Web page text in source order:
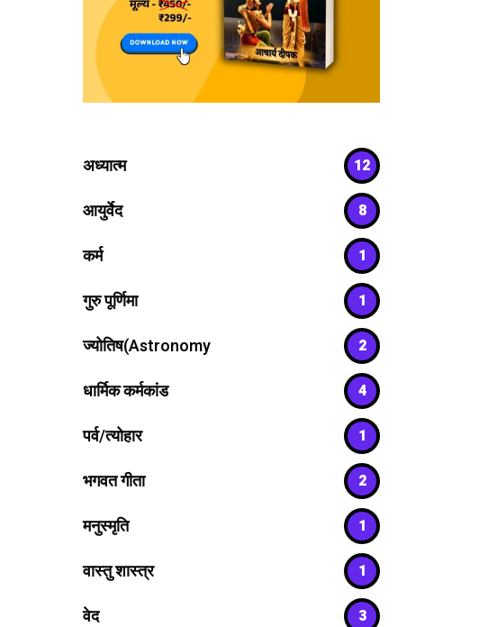
अध्यात्म 12
आयुर्वेद 8
कर्म 1
गुरु पूर्णिमा 1
ज्योतिष(Astronomy 2
धार्मिक कर्मकांड 4
पर्व/त्योहार 1
भगवत गीता 2
मनुस्मृति 1
वास्तु शास्त्र 1
वेद 3